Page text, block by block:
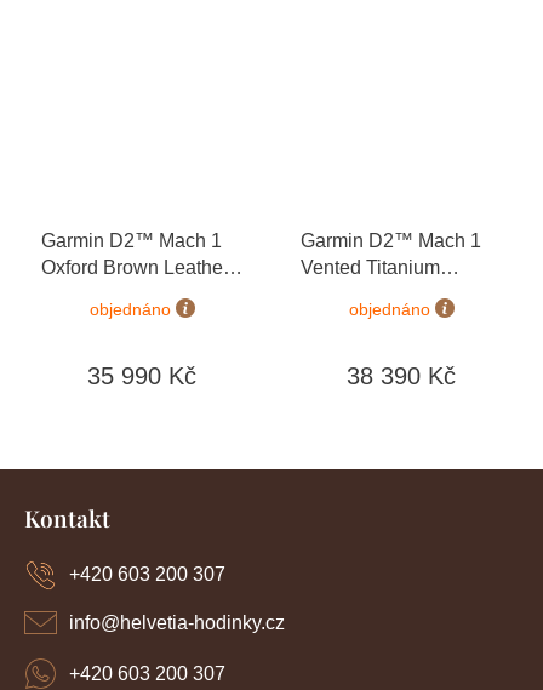
Garmin D2™ Mach 1
Oxford Brown Leather
Band 010-02582-55 +
náhradní řemínek
objednáno
35 990 Kč
Garmin D2™ Mach 1
Vented Titanium
Bracelet 010-02582-51
+ náhradní řemínek
objednáno
38 390 Kč
Z
Kontakt
info@helvetia-hodinky.cz
+420 603 200 307
+420 603 200 307